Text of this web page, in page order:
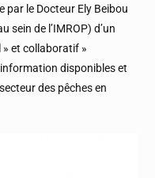
par le Docteur Ely Beibou
sein de l’IMROP) d’un
et collaboratif »
disponibles et
des pêches en